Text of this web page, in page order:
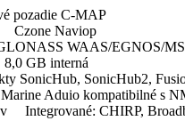
pozadie C-MAP
Czone Naviop
WAAS/EGNOS/
GB interná
SonicHub, SonicHub2,
Aduio kompatibilné s
Integrované: CHIRP,